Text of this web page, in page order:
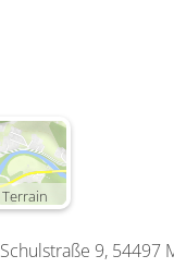
Terrain
Schulstraße 9, 54497